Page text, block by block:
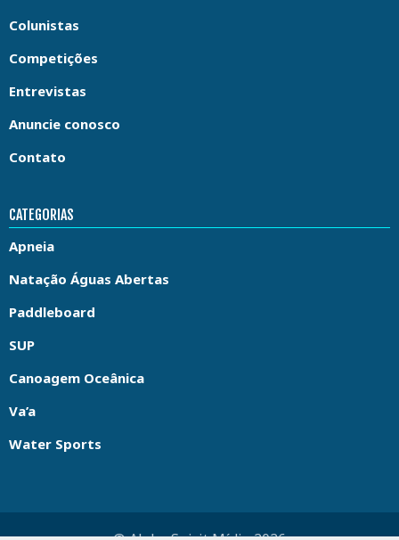
Colunistas
Competições
Entrevistas
Anuncie conosco
Contato
CATEGORIAS
Apneia
Natação Águas Abertas
Paddleboard
SUP
Canoagem Oceânica
Va’a
Water Sports